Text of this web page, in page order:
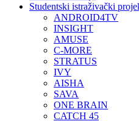
Studentski istraživački
ANDROID4TV
INSIGHT
AMUSE
C-MORE
STRATUS
IVY
AISHA
SAVA
ONE BRAIN
CATCH 45